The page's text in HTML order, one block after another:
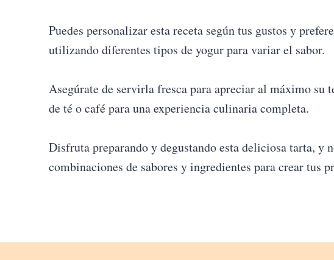
Puedes personalizar esta receta según tus gustos y
utilizando diferentes tipos de yogur para variar el sabor.
Asegúrate de servirla fresca para apreciar al máximo su
de té o café para una experiencia culinaria completa.
Disfruta preparando y degustando esta deliciosa tarta, y
combinaciones de sabores y ingredientes para crear tus